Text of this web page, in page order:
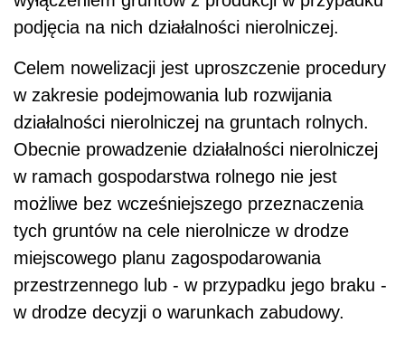
podjęcia na nich działalności nierolniczej.
Celem nowelizacji jest uproszczenie procedury
w zakresie podejmowania lub rozwijania
działalności nierolniczej na gruntach rolnych.
Obecnie prowadzenie działalności nierolniczej
w ramach gospodarstwa rolnego nie jest
możliwe bez wcześniejszego przeznaczenia
tych gruntów na cele nierolnicze w drodze
miejscowego planu zagospodarowania
przestrzennego lub - w przypadku jego braku -
w drodze decyzji o warunkach zabudowy.